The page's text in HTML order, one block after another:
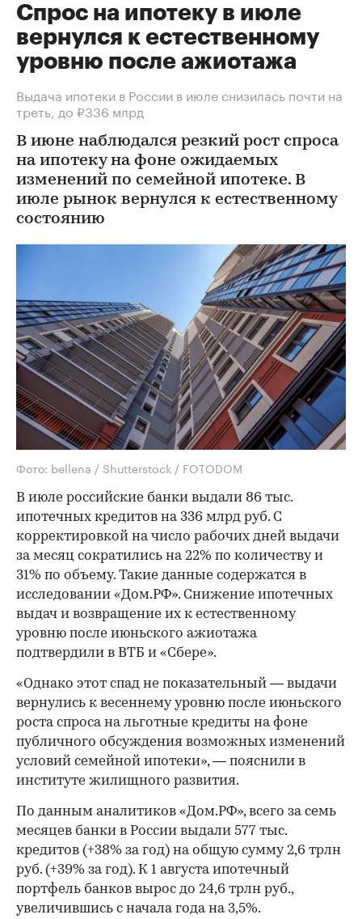
Спрос на ипотеку в июле
вернулся к естественному
уровню после ажиотажа
Выдача ипотеки в России в июле снизилась почти на
треть, до ₽336 млрд
В июне наблюдался резкий рост спроса
на ипотеку на фоне ожидаемых
изменений по семейной ипотеке. В
июле рынок вернулся к естественному
состоянию
Фото: bellena / Shutterstock / FOTODOM
В июле российские банки выдали 86 тыс.
ипотечных кредитов на 336 млрд руб. С
корректировкой на число рабочих дней выдачи
за месяц сократились на 22% по количеству и
31% по объему. Такие данные содержатся в
исследовании «Дом.РФ». Снижение ипотечных
выдач и возвращение их к естественному
уровню после июньского ажиотажа
подтвердили в ВТБ и «Сбере».
«Однако этот спад не показательный — выдачи
вернулись к весеннему уровню после июньского
роста спроса на льготные кредиты на фоне
публичного обсуждения возможных изменений
условий семейной ипотеки», — пояснили в
институте жилищного развития.
По данным аналитиков «Дом.РФ», всего за семь
месяцев банки в России выдали 577 тыс.
кредитов (+38% за год) на общую сумму 2,6 трлн
руб. (+39% за год). К 1 августа ипотечный
портфель банков вырос до 24,6 трлн руб.,
увеличившись с начала года на 3,5%.